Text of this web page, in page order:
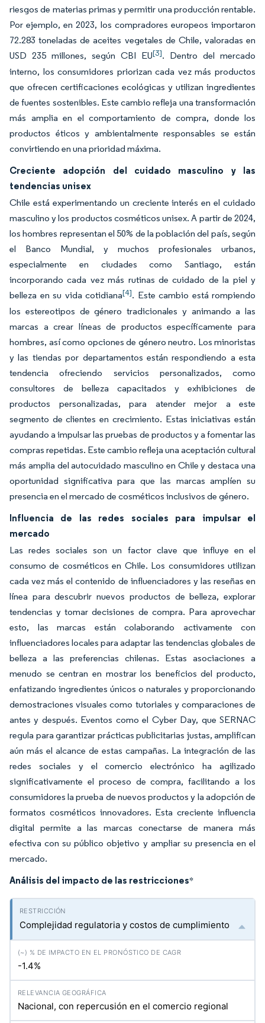
riesgos de materias primas y permitir una producción rentable.
Por ejemplo, en 2023, los compradores europeos importaron
72.283 toneladas de aceites vegetales de Chile, valoradas en
USD 235 millones, según CBI EU[3]. Dentro del mercado
interno, los consumidores priorizan cada vez más productos
que ofrecen certificaciones ecológicas y utilizan ingredientes
de fuentes sostenibles. Este cambio refleja una transformación
más amplia en el comportamiento de compra, donde los
productos éticos y ambientalmente responsables se están
convirtiendo en una prioridad máxima.
Creciente adopción del cuidado masculino y las
tendencias unisex
Chile está experimentando un creciente interés en el cuidado
masculino y los productos cosméticos unisex. A partir de 2024,
los hombres representan el 50% de la población del país, según
el Banco Mundial, y muchos profesionales urbanos,
especialmente en ciudades como Santiago, están
incorporando cada vez más rutinas de cuidado de la piel y
belleza en su vida cotidiana[4]. Este cambio está rompiendo
los estereotipos de género tradicionales y animando a las
marcas a crear líneas de productos específicamente para
hombres, así como opciones de género neutro. Los minoristas
y las tiendas por departamentos están respondiendo a esta
tendencia ofreciendo servicios personalizados, como
consultores de belleza capacitados y exhibiciones de
productos personalizadas, para atender mejor a este
segmento de clientes en crecimiento. Estas iniciativas están
ayudando a impulsar las pruebas de productos y a fomentar las
compras repetidas. Este cambio refleja una aceptación cultural
más amplia del autocuidado masculino en Chile y destaca una
oportunidad significativa para que las marcas amplíen su
presencia en el mercado de cosméticos inclusivos de género.
Influencia de las redes sociales para impulsar el
mercado
Las redes sociales son un factor clave que influye en el
consumo de cosméticos en Chile. Los consumidores utilizan
cada vez más el contenido de influenciadores y las reseñas en
línea para descubrir nuevos productos de belleza, explorar
tendencias y tomar decisiones de compra. Para aprovechar
esto, las marcas están colaborando activamente con
influenciadores locales para adaptar las tendencias globales de
belleza a las preferencias chilenas. Estas asociaciones a
menudo se centran en mostrar los beneficios del producto,
enfatizando ingredientes únicos o naturales y proporcionando
demostraciones visuales como tutoriales y comparaciones de
antes y después. Eventos como el Cyber Day, que SERNAC
regula para garantizar prácticas publicitarias justas, amplifican
aún más el alcance de estas campañas. La integración de las
redes sociales y el comercio electrónico ha agilizado
significativamente el proceso de compra, facilitando a los
consumidores la prueba de nuevos productos y la adopción de
formatos cosméticos innovadores. Esta creciente influencia
digital permite a las marcas conectarse de manera más
efectiva con su público objetivo y ampliar su presencia en el
mercado.
Análisis del impacto de las restricciones*
Complejidad regulatoria y costos de cumplimiento
-1.4%
Nacional, con repercusión en el comercio regional